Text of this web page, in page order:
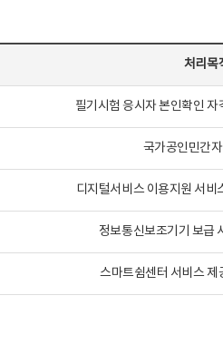
처리목
필기시험 응시자 본인확인 자
국가공인민간
디지털서비스 이용지원 서비
정보통신보조기기 보급
스마트쉼센터 서비스 제